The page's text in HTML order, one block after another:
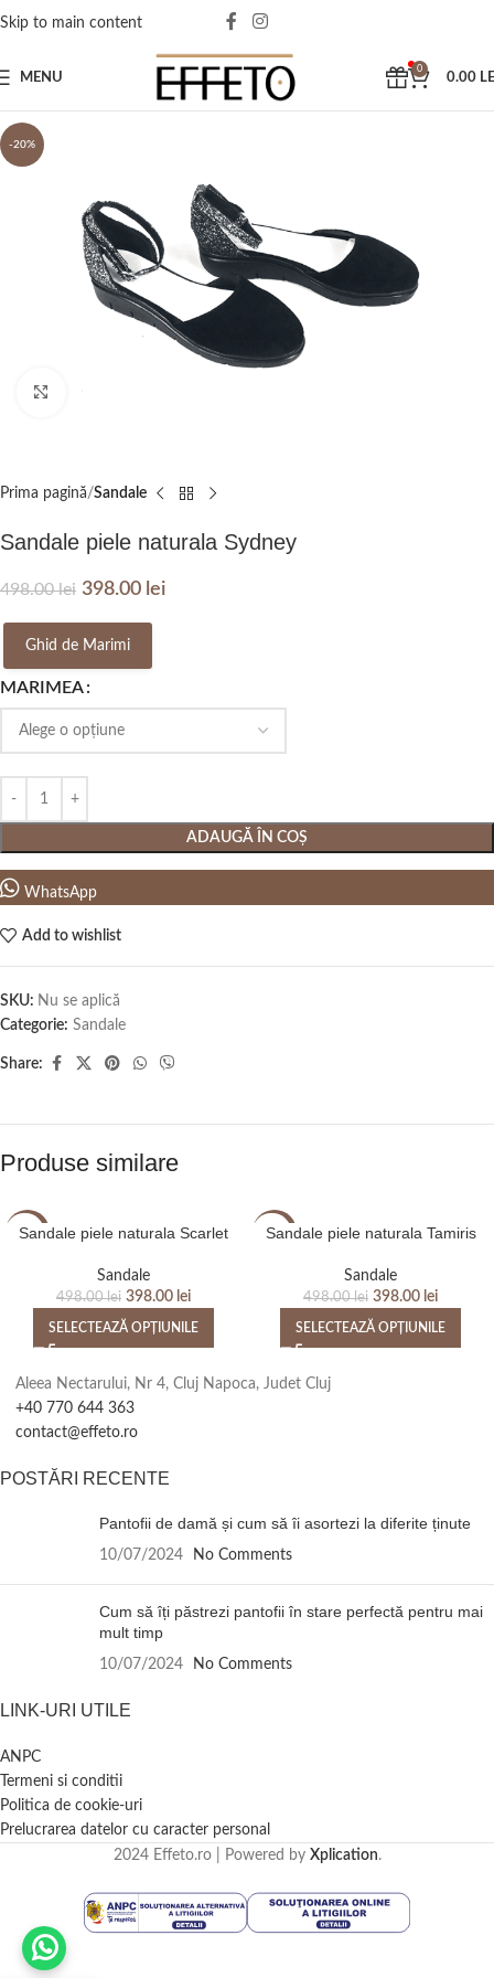
Skip to main content
MENU
0
0.00
-20%
Prima pagină Sandale
Sandale piele naturala Sydney
498.00lei 398.00 lei
Ghid de Marimi
MARIMEA
ADAUGĂ ÎN COȘ
WhatsApp
Add to wishlist
SKU: Nu se aplică
Categorie: Sandale
Share:
Produse similare
-20%
Sandale piele naturala Scarlet
Sandale
498.00lei 398.00 lei
SELECTEAZĂ OPȚIUNILE
-20%
Sandale piele naturala Tamiris
Sandale
498.00lei 398.00 lei
SELECTEAZĂ OPȚIUNILE
Aleea Nectarului, Nr 4, Cluj Napoca, Judet Cluj
+40 770 644 363
contact@effeto.ro
POSTĂRI RECENTE
Pantofii de damă și cum să îi asortezi la diferite ținute
10/07/2024 No Comments
Cum să îți păstrezi pantofii în stare perfectă pentru mai
mult timp
10/07/2024 No Comments
LINK-URI UTILE
ANPC
Termeni si conditii
Politica de cookie-uri
Prelucrarea datelor cu caracter personal
2024 Effeto.ro | Powered by Xplication.